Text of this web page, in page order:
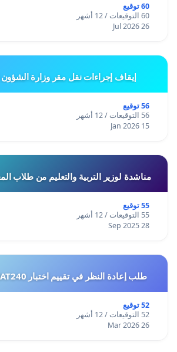
60 توقيع
60 التوقيعات / 12 أشهر
26 Jul 2026
إيقاف إجراءات نقل مقر وزارة الشؤون
56 توقيع
56 التوقيعات / 12 أشهر
15 Jan 2026
مناشدة لوزير التربية والتعليم من طلاب
55 توقيع
55 التوقيعات / 12 أشهر
28 Sep 2025
طلب إعادة النظر في تقييم اختبار MAT240 ومنح Bonus
52 توقيع
52 التوقيعات / 12 أشهر
26 Mar 2026